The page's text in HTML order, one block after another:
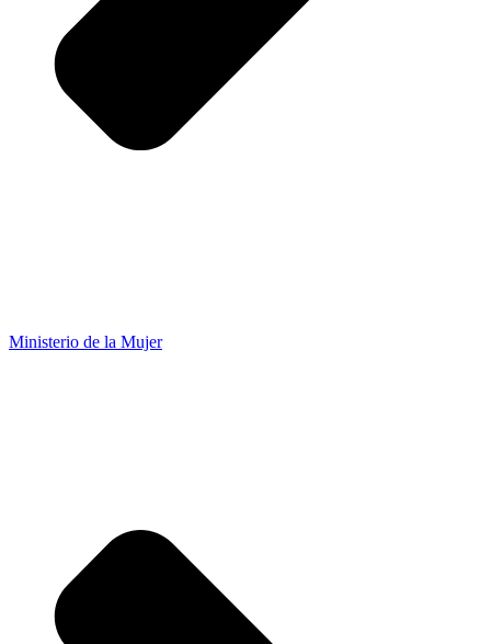
Ministerio de la Mujer